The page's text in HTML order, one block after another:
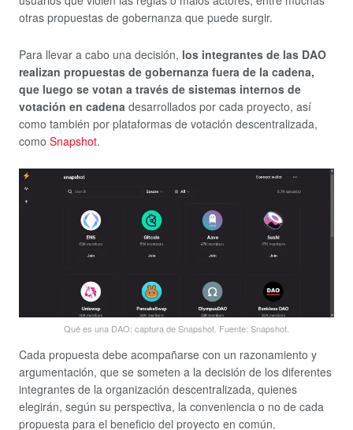
otras propuestas de gobernanza que puede surgir.
Para llevar a cabo una decisión, los integrantes de las DAO
realizan propuestas de gobernanza fuera de la cadena,
que luego se votan a través de sistemas internos de
votación en cadena desarrollados por cada proyecto, así
como también por plataformas de votación descentralizada,
como Snapshot.
Qué es una DAO: captura de Snapshot. Fuente: Snapshot.
Cada propuesta debe acompañarse con un razonamiento y
argumentación, que se someten a la decisión de los diferentes
integrantes de la organización descentralizada, quienes
elegirán, según su perspectiva, la conveniencia o no de cada
propuesta para el beneficio del proyecto en común.